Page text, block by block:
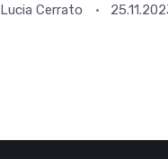
Lucia Cerrato